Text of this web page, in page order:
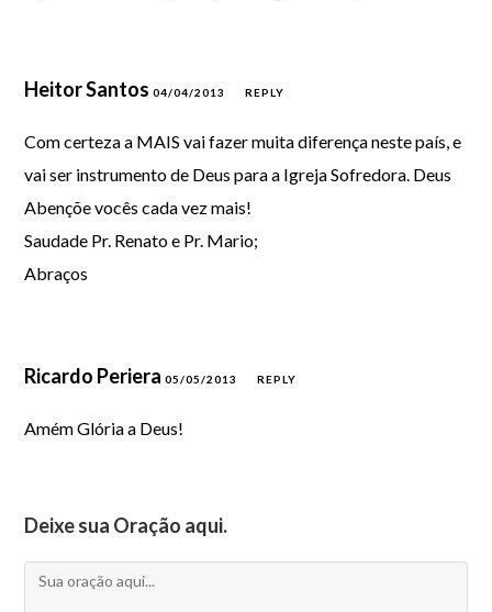
Heitor Santos04/04/2013 REPLY
Com certeza a MAIS vai fazer muita diferença neste país, e
vai ser instrumento de Deus para a Igreja Sofredora. Deus
Abençõe vocês cada vez mais!
Saudade Pr. Renato e Pr. Mario;
Abraços
Ricardo Periera05/05/2013 REPLY
Amém Glória a Deus!
Deixe sua Oração aqui.